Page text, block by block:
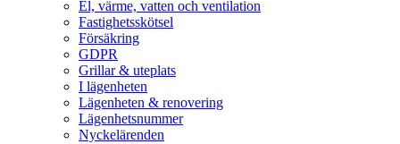
El, värme, vatten och ventilation
Fastighetsskötsel
Försäkring
GDPR
Grillar & uteplats
I lägenheten
Lägenheten & renovering
Lägenhetsnummer
Nyckelärenden